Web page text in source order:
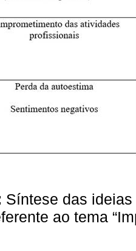
Síntese das
ao tema